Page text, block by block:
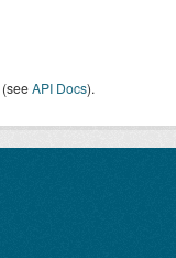
(seeAPI Docs).